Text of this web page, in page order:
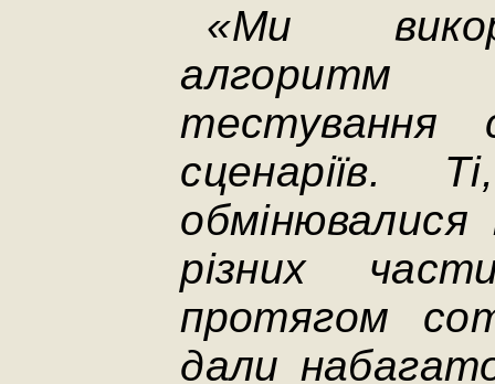
«Ми
алгоритм
тестування
сценаріїв.
різних
протягом
дали